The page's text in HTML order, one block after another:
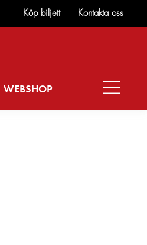
Köp biljett Kontakta oss
WEBSHOP